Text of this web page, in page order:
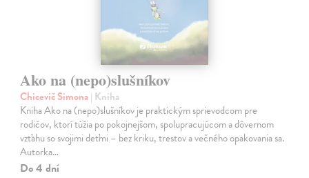
Ako na (nepo)slušníkov
Chicevič Simona| Kniha
Kniha Ako na (nepo)slušníkov je praktickým sprievodcom pre
rodičov, ktorí túžia po pokojnejšom, spolupracujúcom a dôvernom
vzťahu so svojimi deťmi – bez kriku, trestov a večného opakovania sa.
Autorka…
Do 4 dní